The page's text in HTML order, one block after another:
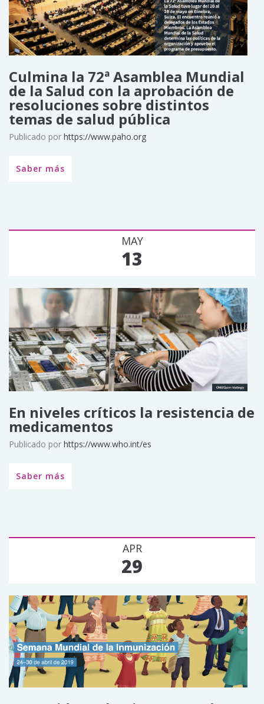
Culmina la 72ª Asamblea Mundial
de la Salud con la aprobación de
resoluciones sobre distintos
temas de salud pública
Publicado por https://www.paho.org
Saber más
MAY
13
En niveles críticos la resistencia de
medicamentos
Publicado por https://www.who.int/es
Saber más
APR
29